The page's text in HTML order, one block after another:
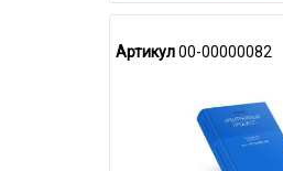
Артикул00-00000082